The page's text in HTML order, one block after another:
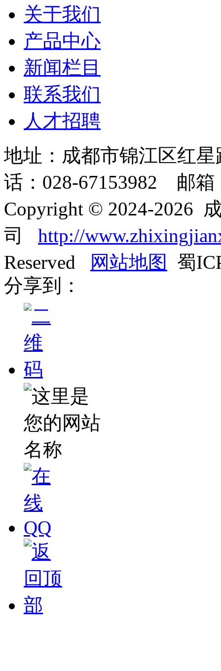
关于我们
产品中心
新闻栏目
联系我们
人才招聘
地址：成都市锦江区红
话：028-67153982 邮箱
Copyright © 2024-2026
司 http://
Reserved
网站地图
蜀
分享到：